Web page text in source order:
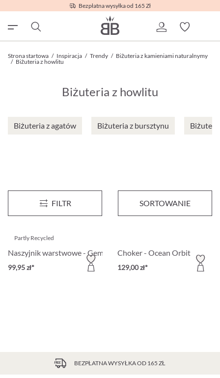
Bezpłatna wysyłka od 165 Zł
Strona startowa / Inspiracja / Trendy / Biżuteria z kamieniami naturalnymy
/ Biżuteria z howlitu
Biżuteria z howlitu
Biżuteria z agatów Biżuteria z bursztynu
FILTR SORTOWANIE
Naszyjnik - Ocean Howlite Naszyjnik - Red Howlith
79,95 zł*
Partly Recycled
Naszyjnik warstwowe - Gemstone Harmony
99,95 zł*
Choker - Ocean Orbit
129,00 zł*
BEZPŁATNA WYSYŁKA OD 165 ZŁ